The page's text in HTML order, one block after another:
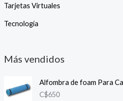
Tarjetas Virtuales
Tecnología
Más vendidos
Alfombra de foam Para
C$650